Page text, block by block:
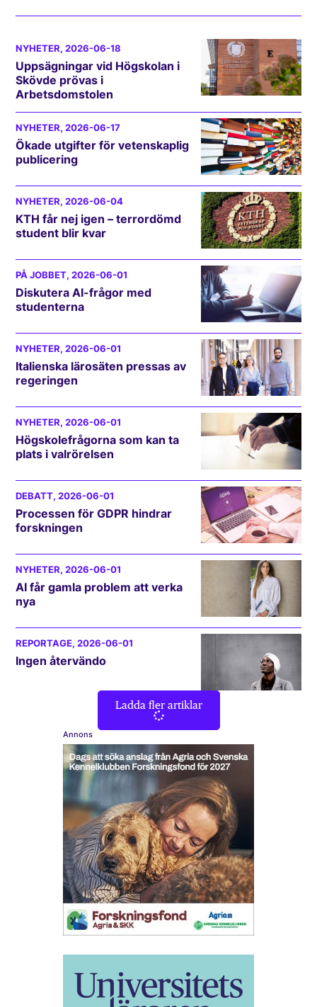
NYHETER, 2026-06-18
Uppsägningar vid Högskolan i
Skövde prövas i
Arbetsdomstolen
NYHETER, 2026-06-17
Ökade utgifter för vetenskaplig
publicering
NYHETER, 2026-06-04
KTH får nej igen – terrordömd
student blir kvar
PÅ JOBBET, 2026-06-01
Diskutera AI-frågor med
studenterna
NYHETER, 2026-06-01
Italienska lärosäten pressas av
regeringen
NYHETER, 2026-06-01
Högskolefrågorna som kan ta
plats i valrörelsen
DEBATT, 2026-06-01
Processen för GDPR hindrar
forskningen
NYHETER, 2026-06-01
AI får gamla problem att verka
nya
REPORTAGE, 2026-06-01
Ingen återvändo
Ladda fler artiklar
Annons